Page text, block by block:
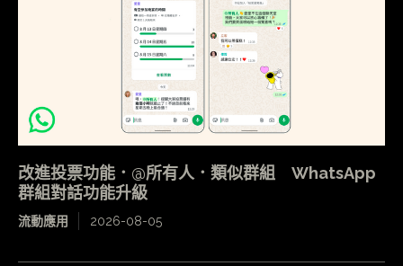
改進投票功能．@所有人．類似群組 WhatsApp
群組對話功能升級
流動應用 2026-08-05